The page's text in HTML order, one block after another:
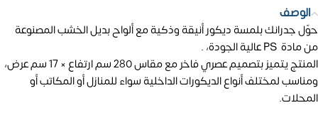
الوصف
حوّل جدرانك بلمسة ديكور أنيقة وذكية مع ألواح بديل الخشب المصنوعة
من مادة PS عالية الجودة، .
المنتج يتميز بتصميم عصري فاخر مع مقاس 280 سم ارتفاع × 17 سم عرض،
ومناسب لمختلف أنواع الديكورات الداخلية سواء للمنازل أو المكاتب أو
المحلات.